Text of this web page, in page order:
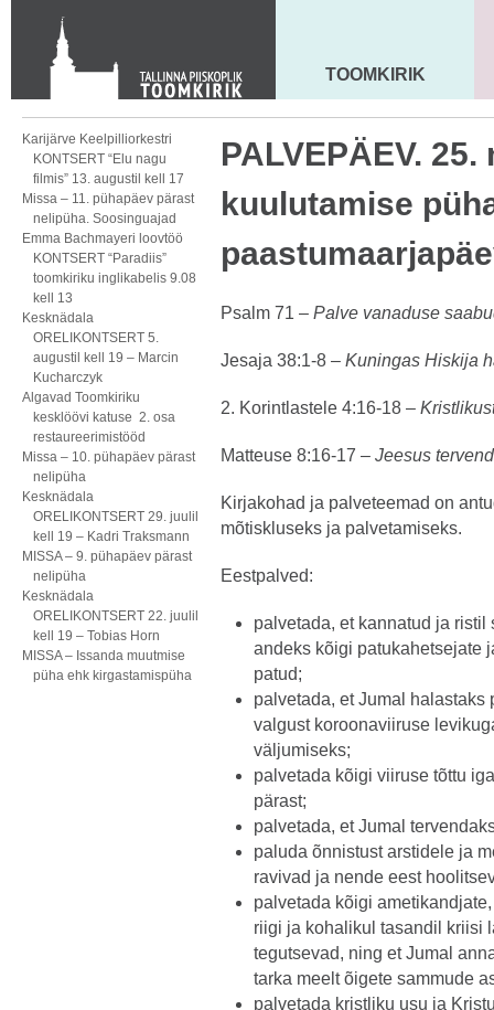
KONTAKT
Toom-Kooli 6, 10130 TALLINN
tallinna.toom@eelk.ee
MAARJA KIRIK
TOOMKIRIK
Karijärve Keelpilliorkestri
KONTSERT “Elu nagu
filmis” 13. augustil kell 17
Missa – 11. pühapäev pärast
nelipüha. Soosinguajad
Emma Bachmayeri loovtöö
KONTSERT “Paradiis”
toomkiriku inglikabelis 9.08
kell 13
Kesknädala
ORELIKONTSERT 5.
augustil kell 19 – Marcin
Kucharczyk
Algavad Toomkiriku
kesklöövi katuse 2. osa
restaureerimistööd
Missa – 10. pühapäev pärast
nelipüha
Kesknädala
ORELIKONTSERT 29. juulil
kell 19 – Kadri Traksmann
MISSA – 9. pühapäev pärast
nelipüha
Kesknädala
ORELIKONTSERT 22. juulil
kell 19 – Tobias Horn
MISSA – Issanda muutmise
püha ehk kirgastamispüha
PALVEPÄEV.
kuulutamise
Psalm 71 – Palve vanaduse
Jesaja 38:1-8 – Kuningas Hiskija
2. Korintlastele 4:16-18 –
Matteuse 8:16-17 – Jeesus
Kirjakohad ja palveteemad on
mõtiskluseks ja palvetamiseks.
Eestpalved:
palvetada, et kannatud ja
andeks kõigi patukahetsejate
patud;
palvetada, et Jumal
valgust koroonaviiruse
väljumiseks;
palvetada kõigi viiruse tõttu
pärast;
palvetada, et Jumal
paluda õnnistust arstidele ja
ravivad ja nende eest
palvetada kõigi
riigi ja kohalikul tasandil kriisi
tegutsevad, ning et Jumal
tarka meelt õigete sammude
palvetada kristliku usu ja